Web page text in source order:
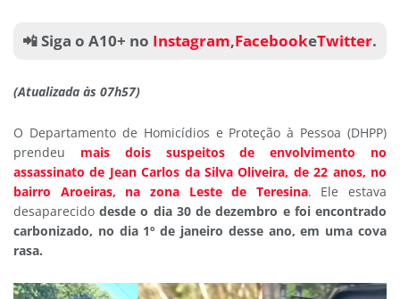
📲 Siga o A10+ no Instagram,FacebookeTwitter.
(Atualizada às 07h57)
O Departamento de Homicídios e Proteção à Pessoa (DHPP)
prendeu mais dois suspeitos de envolvimento no
assassinato de Jean Carlos da Silva Oliveira, de 22 anos, no
bairro Aroeiras, na zona Leste de Teresina. Ele estava
desaparecidodesde o dia 30 de dezembro e foi encontrado
carbonizado, no dia 1º de janeiro desse ano, em uma cova
rasa.